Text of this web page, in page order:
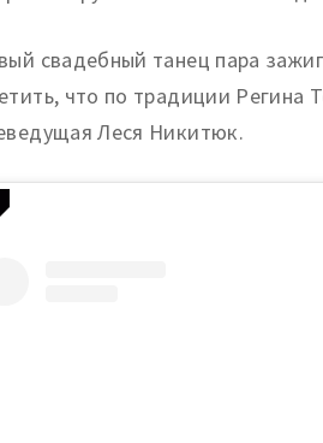
свадебный танец пара
что по традиции Регина
Леся Никитюк.